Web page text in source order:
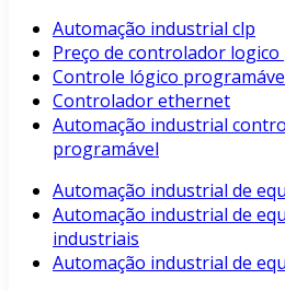
Automação industrial clp
Preço de controlador
Controle lógico
Controlador ethernet
Automação industrial
programável
Automação industrial de
Automação industrial de
industriais
Automação industrial de